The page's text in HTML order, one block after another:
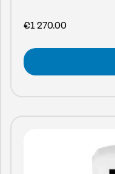
€1 270.00